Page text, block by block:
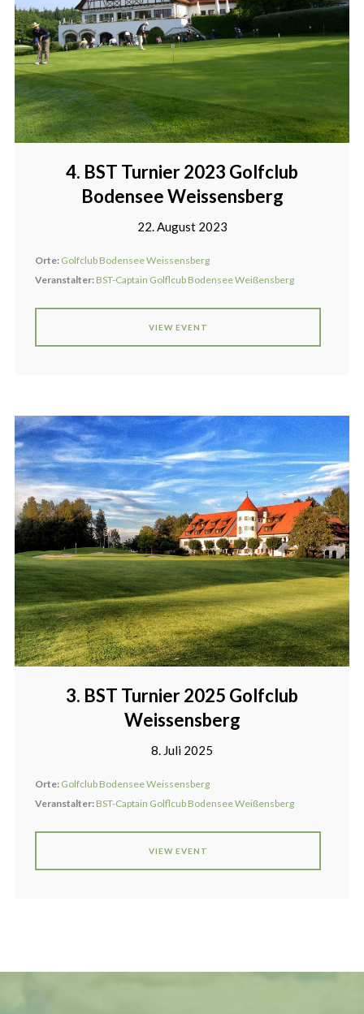
4. BST Turnier 2023 Golfclub
Bodensee Weissensberg
22. August 2023
Orte: Golfclub Bodensee Weissensberg
Veranstalter: BST-Captain Golflcub Bodensee Weißensberg
VIEW EVENT
3. BST Turnier 2025 Golfclub
Weissensberg
8. Juli 2025
Orte: Golfclub Bodensee Weissensberg
Veranstalter: BST-Captain Golflcub Bodensee Weißensberg
VIEW EVENT